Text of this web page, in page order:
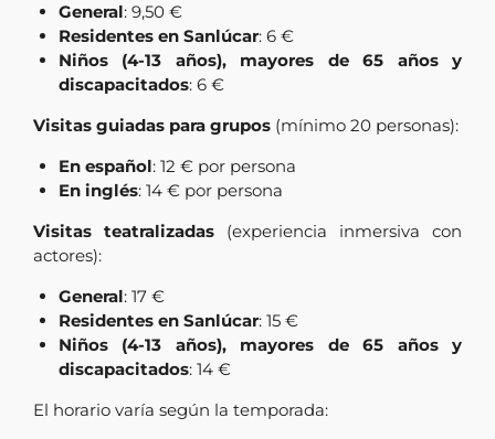
General: 9,50 €
Residentes en Sanlúcar: 6 €
Niños (4-13 años), mayores de 65 años y
discapacitados: 6 €
Visitas guiadas para grupos (mínimo 20 personas):
En español: 12 € por persona
En inglés: 14 € por persona
Visitas teatralizadas (experiencia inmersiva con
actores):
General: 17 €
Residentes en Sanlúcar: 15 €
Niños (4-13 años), mayores de 65 años y
discapacitados: 14 €
El horario varía según la temporada: